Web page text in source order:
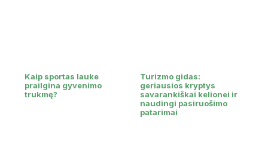
Kaip sportas lauke
prailgina gyvenimo
trukmę?
Turizmo gidas:
geriausios kryptys
savarankiškai kelionei ir
naudingi pasiruošimo
patarimai